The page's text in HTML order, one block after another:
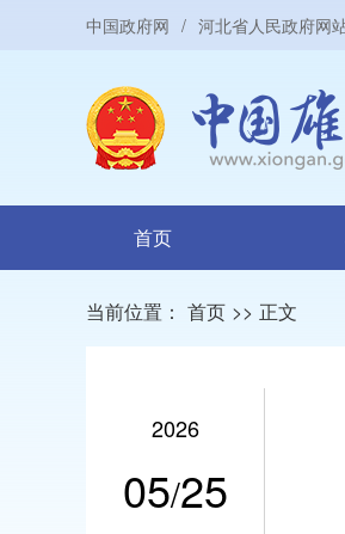
中国政府网 / 河北省人民政府网
首页
当前位置： 首页 >> 正文
2026
05/25